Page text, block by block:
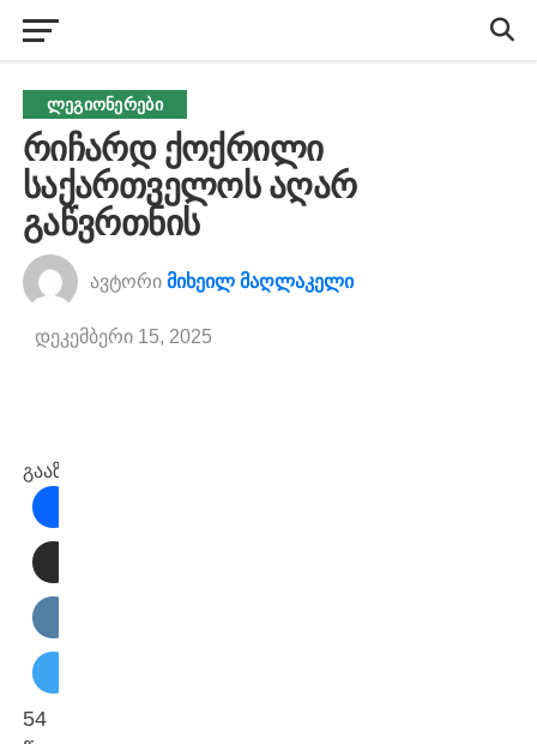
ᲚᲔᲒᲘᲝᲜᲔᲠᲔᲑᲘ
რიჩარდ ქოქრილი
საქართველოს აღარ
გაწვრთნის
ავტორი მიხეილ მაღლაკელი
დეკემბერი 15, 2025
გააზიარეთ
54